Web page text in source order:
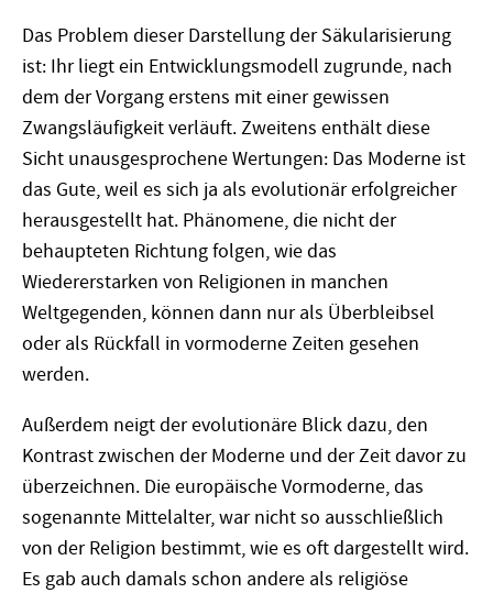
Das Problem dieser Darstellung der Säkularisierung
ist: Ihr liegt ein Entwicklungsmodell zugrunde, nach
dem der Vorgang erstens mit einer gewissen
Zwangsläufigkeit verläuft. Zweitens enthält diese
Sicht unausgesprochene Wertungen: Das Moderne ist
das Gute, weil es sich ja als evolutionär erfolgreicher
herausgestellt hat. Phänomene, die nicht der
behaupteten Richtung folgen, wie das
Wiedererstarken von Religionen in manchen
Weltgegenden, können dann nur als Überbleibsel
oder als Rückfall in vormoderne Zeiten gesehen
werden.
Außerdem neigt der evolutionäre Blick dazu, den
Kontrast zwischen der Moderne und der Zeit davor zu
überzeichnen. Die europäische Vormoderne, das
sogenannte Mittelalter, war nicht so ausschließlich
von der Religion bestimmt, wie es oft dargestellt wird.
Es gab auch damals schon andere als religiöse